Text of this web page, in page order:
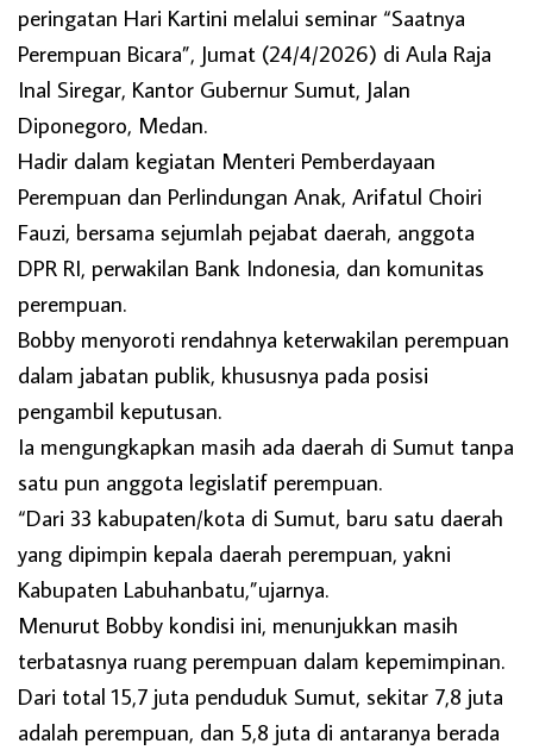
peringatan Hari Kartini melalui seminar “Saatnya
Perempuan Bicara”, Jumat (24/4/2026) di Aula Raja
Inal Siregar, Kantor Gubernur Sumut, Jalan
Diponegoro, Medan.
Hadir dalam kegiatan Menteri Pemberdayaan
Perempuan dan Perlindungan Anak, Arifatul Choiri
Fauzi, bersama sejumlah pejabat daerah, anggota
DPR RI, perwakilan Bank Indonesia, dan komunitas
perempuan.
Bobby menyoroti rendahnya keterwakilan perempuan
dalam jabatan publik, khususnya pada posisi
pengambil keputusan.
Ia mengungkapkan masih ada daerah di Sumut tanpa
satu pun anggota legislatif perempuan.
“Dari 33 kabupaten/kota di Sumut, baru satu daerah
yang dipimpin kepala daerah perempuan, yakni
Kabupaten Labuhanbatu,”ujarnya.
Menurut Bobby kondisi ini, menunjukkan masih
terbatasnya ruang perempuan dalam kepemimpinan.
Dari total 15,7 juta penduduk Sumut, sekitar 7,8 juta
adalah perempuan, dan 5,8 juta di antaranya berada